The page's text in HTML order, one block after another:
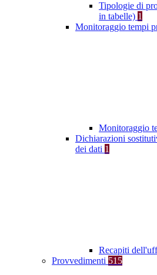
Tipologie di
in tabelle) 1
Monitoraggio tempi
Monitoraggio
Dichiarazioni
dei dati 1
Recapiti
Provvedimenti 515